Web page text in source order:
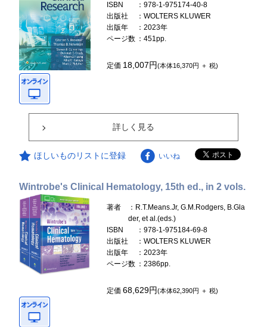
ISBN
：978-1-975174-40-8
出版社
：WOLTERS KLUWER
出版年
：2023年
ページ数 ：451pp.
定価 18,007円(本体16,370円 ＋ 税)
詳しく見る
ほしいものリストに登録 いいね
Wintrobe's Clinical Hematology, 15th ed., in 2 vols.
著者
：R.T.Means.Jr, G.M.Rodgers, B.Gla
der, et al.(eds.)
ISBN
：978-1-975184-69-8
出版社
：WOLTERS KLUWER
出版年
：2023年
ページ数 ：2386pp.
定価68,629円(本体62,390円 ＋ 税)